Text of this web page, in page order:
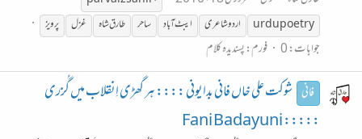
urdupoetry
اردو شاعری ایبٹ آباد ساحر طارق شاہ غزل پرویز
جوابات: 0 فورم:پسندیدہ کلام
فانی شوکت علی خاں فانی بدایونی :::: ہر گھڑی اِنقلاب میں گُزری
::::: Fani Badayuni